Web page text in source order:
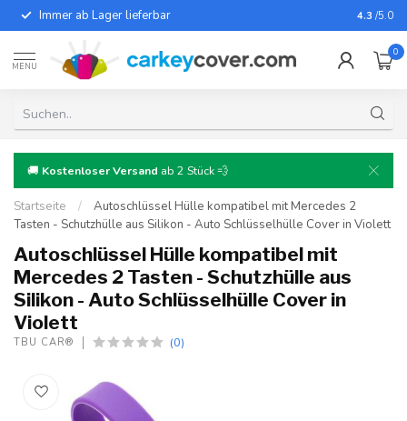
Immer ab Lager lieferbar Für fast
4.3 /5.0
MENU
0
🚚 Kostenloser Versand ab 2 Stück 💨
Startseite /
Autoschlüssel Hülle kompatibel mit Mercedes 2
Tasten - Schutzhülle aus Silikon - Auto Schlüsselhülle Cover in Violett
Autoschlüssel Hülle kompatibel mit
Mercedes 2 Tasten - Schutzhülle aus
Silikon - Auto Schlüsselhülle Cover in
Violett
TBU CAR® (0)